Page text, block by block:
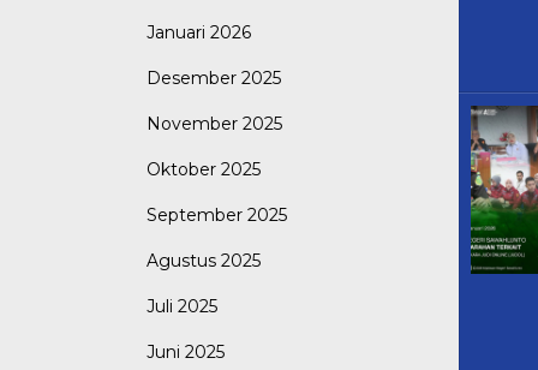
Januari 2026
Desember 2025
November 2025
Oktober 2025
September 2025
Agustus 2025
Juli 2025
Juni 2025